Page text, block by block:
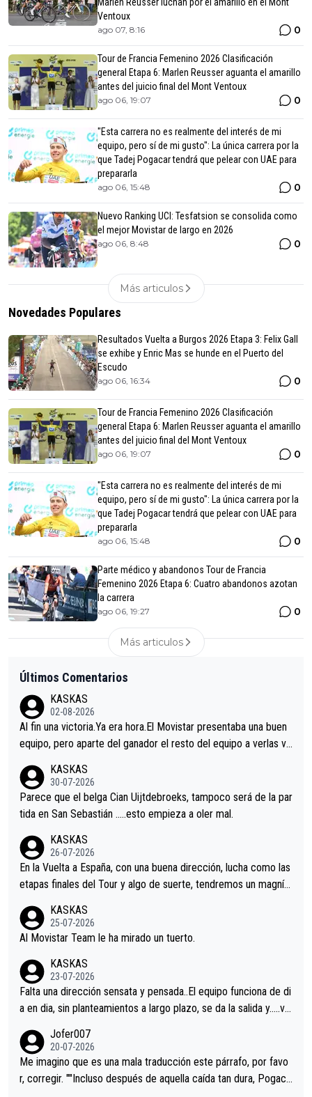
Marlen Reusser luchan por el amarillo en el Mont
Ventoux
ago 07, 8:16 0
Tour de Francia Femenino 2026 Clasificación
general Etapa 6: Marlen Reusser aguanta el amarillo
antes del juicio final del Mont Ventoux
ago 06, 19:07 0
"Esta carrera no es realmente del interés de mi
equipo, pero sí de mi gusto": La única carrera por la
que Tadej Pogacar tendrá que pelear con UAE para
prepararla
ago 06, 15:48 0
Nuevo Ranking UCI: Tesfatsion se consolida como
el mejor Movistar de largo en 2026
ago 06, 8:48 0
Más articulos
Novedades Populares
Resultados Vuelta a Burgos 2026 Etapa 3: Felix Gall
se exhibe y Enric Mas se hunde en el Puerto del
Escudo
ago 06, 16:34 0
Tour de Francia Femenino 2026 Clasificación
general Etapa 6: Marlen Reusser aguanta el amarillo
antes del juicio final del Mont Ventoux
ago 06, 19:07 0
"Esta carrera no es realmente del interés de mi
equipo, pero sí de mi gusto": La única carrera por la
que Tadej Pogacar tendrá que pelear con UAE para
prepararla
ago 06, 15:48 0
Parte médico y abandonos Tour de Francia
Femenino 2026 Etapa 6: Cuatro abandonos azotan
la carrera
ago 06, 19:27 0
Más articulos
Últimos Comentarios
KASKAS
02-08-2026
Al fin una victoria.Ya era hora.El Movistar presentaba una buen
equipo, pero aparte del ganador el resto del equipo a verlas ve
s.La única buena noticia es la mejoría de Enric Más en San Seb
astian.Si en la Vuelta a Burgos sigue la mejoría, podríamos ten
er alguna sorpresa en la Vuelta.Ojalá.
KASKAS
30-07-2026
Parece que el belga Cian Uijtdebroeks, tampoco será de la par
tida en San Sebastián …..esto empieza a oler mal.
KASKAS
26-07-2026
En la Vuelta a España, con una buena dirección, lucha como las
etapas finales del Tour y algo de suerte, tendremos un magnífi
KASKAS
25-07-2026
Al Movistar Team le ha mirado un tuerto.
KASKAS
23-07-2026
Falta una dirección sensata y pensada..El equipo funciona de di
a en dia, sin planteamientos a largo plazo, se da la salida y…..ve
Minguez, Velez etc etc.Me da pena vivir estos momentos tan
tristes sin victorias.
Jofer007
20-07-2026
Me imagino que es una mala traducción este párrafo, por favo
r, corregir. ""Incluso después de aquella caída tan dura, Pogaca